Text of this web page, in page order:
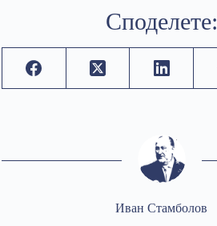
Споделете:
Иван Стамболов